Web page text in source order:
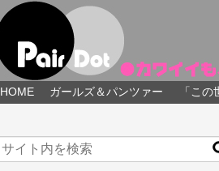
HOME ガールズ＆パンツァー 「こ